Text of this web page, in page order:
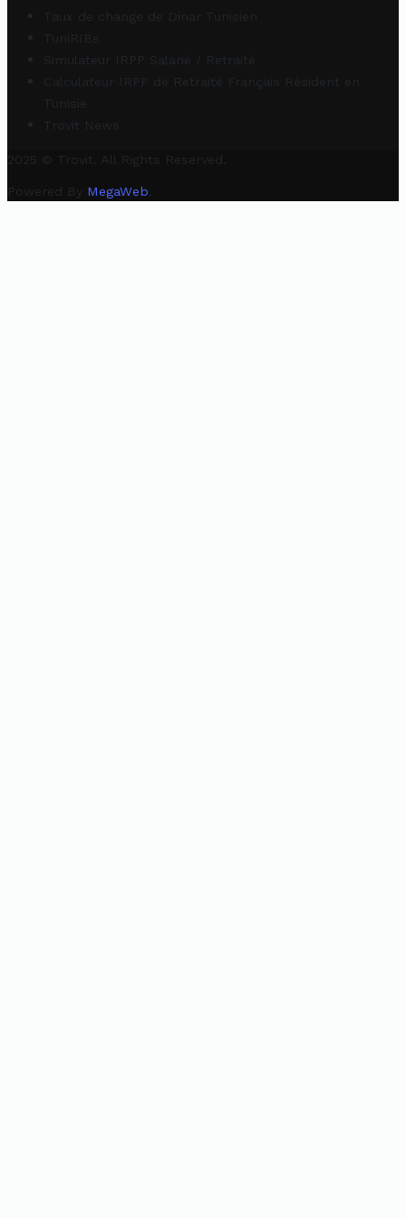
Taux de change de Dinar Tunisien
TuniRIBs
Simulateur IRPP Salarié / Retraité
Calculateur IRPP de Retraité Français Résident en
Tunisie
Trovit News
2025 © Trovit. All Rights Reserved.
Powered By MegaWeb